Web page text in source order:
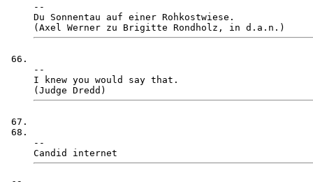
--
Du Sonnentau auf einer Rohkostwiese.
--
I knew you would say that.
--